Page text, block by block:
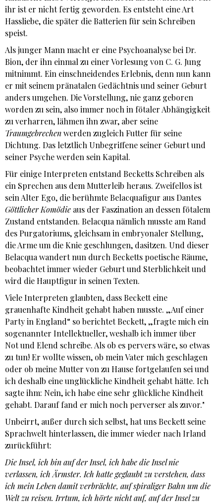
ihr ist er nicht fertig geworden. Es entsteht eine Art
Hassliebe, die später die Batterien für sein Schreiben
speist.
Als junger Mann macht er eine Psychoanalyse bei Dr.
Bion, der ihn einmal zu einer Vorlesung von C. G. Jung
mitnimmt. Ein einschneidendes Erlebnis, denn nun kann
er mit seinem pränatalen Gedächtnis und seiner Geburt
anders umgehen. Die Vorstellung, nie ganz geboren
worden zu sein, also immer noch in fötaler Abhängigkeit
zu verharren, lähmen ihn zwar, aber seine
Traumgebrechenwerden zugleich Futter für seine
Dichtung. Das letztlich Unbegriffene seiner Geburt und
seiner Psyche werden sein Kapital.
Für einige Interpreten entstand Becketts Schreiben als
ein Sprechen aus dem Mutterleib heraus. Zweifellos ist
sein Alter Ego, die berühmte Belacquafigur aus Dantes
Göttlicher Komödie aus der Faszination an dessen fötalem
Zustand entstanden. Belacqua nämlich musste am Rand
des Purgatoriums, gleichsam in embryonaler Stellung,
die Arme um die Knie geschlungen, dasitzen. Und dieser
Belacqua wandert nun durch Becketts poetische Räume,
beobachtet immer wieder Geburt und Sterblichkeit und
wird die Hauptfigur in seinen Texten.
Viele Interpreten glaubten, dass Beckett eine
grauenhafte Kindheit gehabt haben musste. „Auf einer
Party in England“ so berichtet Beckett, „fragte mich ein
sogenannter Intellektueller, weshalb ich immer über
Not und Elend schreibe. Als ob es pervers wäre, so etwas
zu tun! Er wollte wissen, ob mein Vater mich geschlagen
oder ob meine Mutter von zu Hause fortgelaufen sei und
ich deshalb eine unglückliche Kindheit gehabt hätte. Ich
sagte ihm: Nein, ich habe eine sehr glückliche Kindheit
gehabt. Darauf fand er mich noch perverser als zuvor."
Unbeirrt, außer durch sich selbst, hat uns Beckett seine
Sprachwelt hinterlassen, die immer wieder nach Irland
zurückführt:
Die Insel, ich bin auf der Insel, ich habe die Insel nie
verlassen, ich Ärmster. Ich hatte geglaubt zu verstehen, dass
ich mein Leben damit verbrächte, auf spiraliger Bahn um die
Welt zu reisen. Irrtum, ich hörte nicht auf, auf der Insel zu